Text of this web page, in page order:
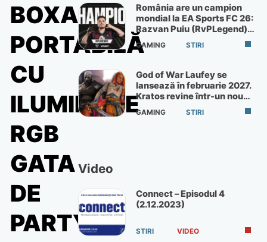
BOXA
PORTABILĂ
CU
ILUMINARE
RGB
GATA
DE
PARTY
România are un campion
mondial la EA Sports FC 26:
Razvan Puiu (RvPLegend)
câștigă turneul de la Paris
GAMING STIRI
God of War Laufey se
lansează în februarie 2027.
Kratos revine într-un nou
God of War
GAMING STIRI
Video
Connect – Episodul 4
(2.12.2023)
STIRI VIDEO